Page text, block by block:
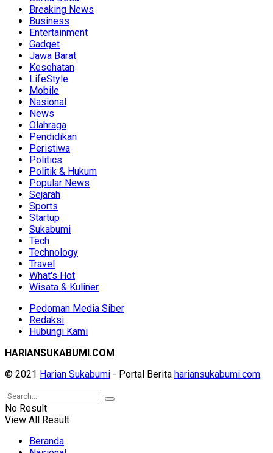
Breaking News
Business
Entertainment
Gadget
Jawa Barat
Kesehatan
LifeStyle
Mobile
Nasional
News
Olahraga
Pendidikan
Peristiwa
Politics
Politik & Hukum
Popular News
Sejarah
Sports
Startup
Sukabumi
Tech
Technology
Travel
What's Hot
Wisata & Kuliner
Pedoman Media Siber
Redaksi
Hubungi Kami
HARIANSUKABUMI.COM
© 2021 Harian Sukabumi - Portal Berita hariansukabumi.com.
No Result
View All Result
Beranda